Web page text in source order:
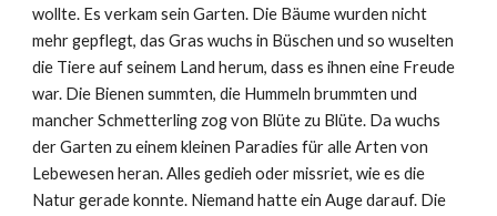
wollte. Es verkam sein Garten. Die Bäume wurden nicht
mehr gepflegt, das Gras wuchs in Büschen und so wuselten
die Tiere auf seinem Land herum, dass es ihnen eine Freude
war. Die Bienen summten, die Hummeln brummten und
mancher Schmetterling zog von Blüte zu Blüte. Da wuchs
der Garten zu einem kleinen Paradies für alle Arten von
Lebewesen heran. Alles gedieh oder missriet, wie es die
Natur gerade konnte. Niemand hatte ein Auge darauf. Die